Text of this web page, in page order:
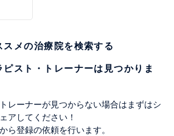
スメの治療院を検索する
スト・トレーナーは見つかりま
レーナーが見つからない場合はまずはシ
ェアしてください！
ら登録の依頼を行います。